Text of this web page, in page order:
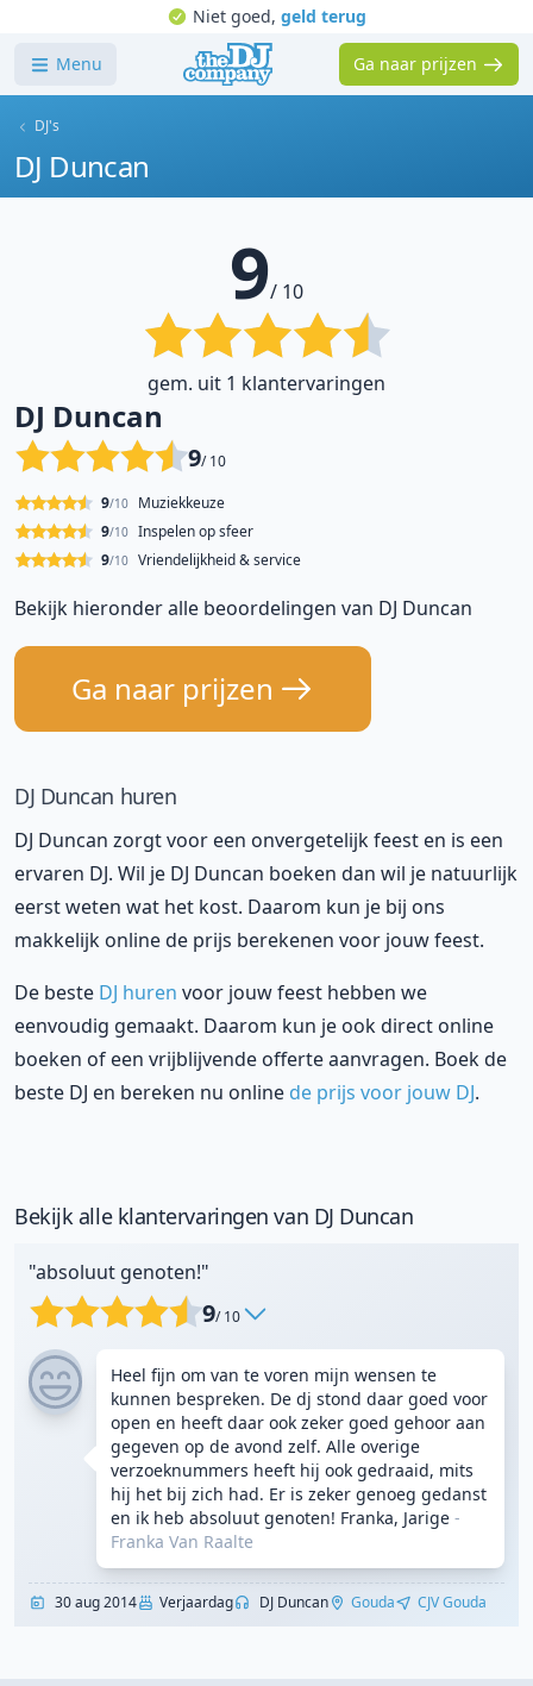
Niet goed, geld terug
Menu Ga naar prijzen
DJ's
DJ Duncan
9/ 10
gem. uit 1 klantervaringen
DJ Duncan
9/ 10
Muziekkeuze
9/10
Inspelen op sfeer
9/10
Vriendelijkheid & service
9/10
Bekijk hieronder alle beoordelingen van DJ Duncan
Ga naar prijzen
DJ Duncan huren
DJ Duncan zorgt voor een onvergetelijk feest en is een
ervaren DJ. Wil je DJ Duncan boeken dan wil je natuurlijk
eerst weten wat het kost. Daarom kun je bij ons
makkelijk online de prijs berekenen voor jouw feest.
De beste DJ huren voor jouw feest hebben we
eenvoudig gemaakt. Daarom kun je ook direct online
boeken of een vrijblijvende offerte aanvragen. Boek de
beste DJ en bereken nu online de prijs voor jouw DJ.
Bekijk alle klantervaringen van DJ Duncan
"absoluut genoten!"
9/ 10
Heel fijn om van te voren mijn wensen te
kunnen bespreken. De dj stond daar goed voor
open en heeft daar ook zeker goed gehoor aan
gegeven op de avond zelf. Alle overige
verzoeknummers heeft hij ook gedraaid, mits
hij het bij zich had. Er is zeker genoeg gedanst
en ik heb absoluut genoten! Franka, Jarige -
Franka Van Raalte
30 aug 2014 Verjaardag DJ Duncan Gouda CJV Gouda